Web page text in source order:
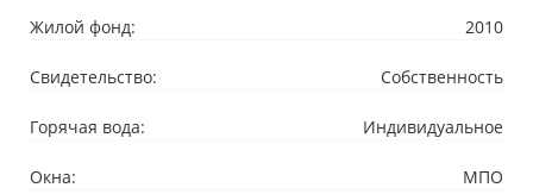
Жилой фонд: 2010
Свидетельство: Собственность
Горячая вода: Индивидуальное
Окна: МПО